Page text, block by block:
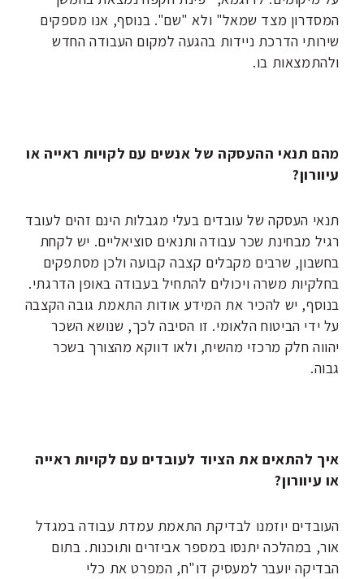
המסדרון מצד שמאל" ולא "שם". בנוסף, אנו מספקים
שירותי הדרכת ניידות בהגעה למקום העבודה החדש
ולהתמצאות בו.
מהם תנאי ההעסקה של אנשים עם לקויות ראייה או
עיוורון?
תנאי העסקה של עובדים בעלי מגבלות הינם זהים לעובד
רגיל מבחינת שכר עבודה ותנאים סוציאליים. יש לקחת
בחשבון, שרבים מקבלים קצבה קבועה ולכן מסתפקים
בחלקיות משרה ויכולים להתחיל בעבודה באופן הדרגתי.
בנוסף, יש להכיר את המידע אודות התאמת גובה הקצבה
על ידי הביטוח הלאומי. זו הסיבה לכך, שנושא השכר
יהווה חלק מרכזי מהשיח, ולאו דווקא מהצורך בשכר
גבוה.
איך להתאים את הציוד לעובדים עם לקויות ראייה
או עיוורון?
העובדים יוזמנו לבדיקת התאמת עמדת עבודה במגדל
אור, במהלכה יתנסו במספר אביזרים ותוכנות. בתום
הבדיקה יועבר למעסיק דו"ח, המפרט את כלי